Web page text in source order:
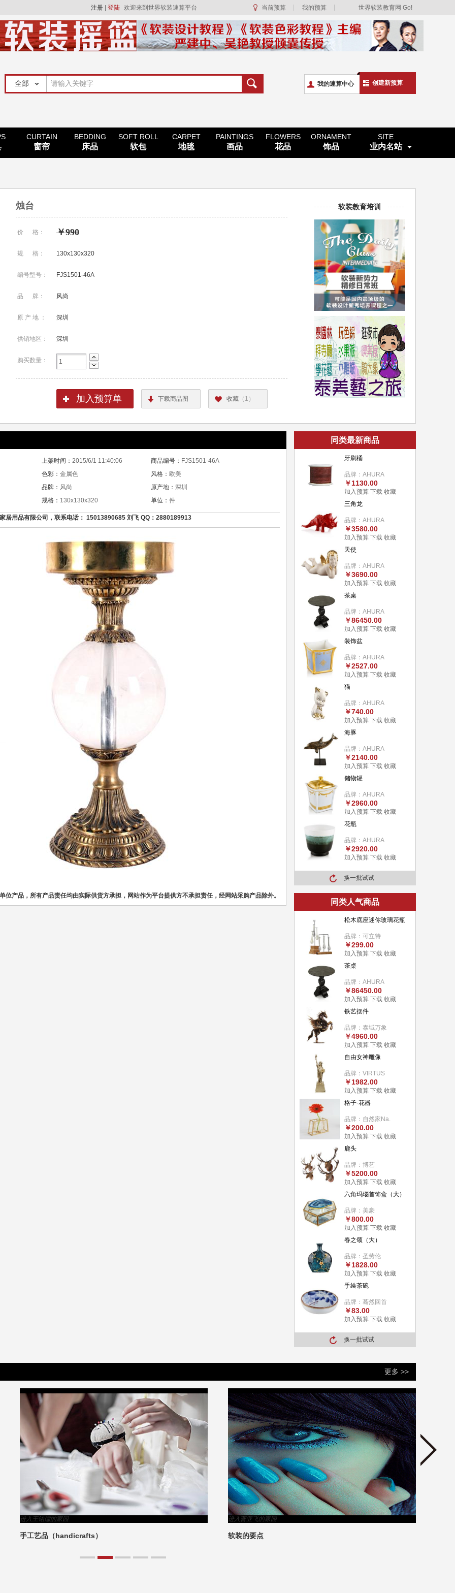
当前预算 我的预算 世界软装教育网 Go!
注册 登陆 欢迎来到世界软装速算平台
我的速算中心 创建新预算
CURTAIN
窗帘
BEDDING
床品
SOFT ROLL
软包
CARPET
地毯
PAINTINGS
画品
FLOWERS
花品
ORNAMENT
饰品
SITE
业内名站
烛台
价 格： ￥990
规 格： 130x130x320
编号型号： FJS1501-46A
品 牌： 风尚
原 产 地 ： 深圳
供销地区： 深圳
购买数量：
加入预算单 下载商品图 收藏 （1）
软装教育培训
上架时间： 2015/6/1 11:40:06 商品编号： FJS1501-46A
色彩： 金属色 风格： 欧美
品牌： 风尚 原产地： 深圳
规格： 130x130x320 单位： 件
居用品有限公司，联系电话： 15013890685 刘飞 QQ：2880189913
位产品，所有产品责任均由实际供货方承担，网站作为平台提供方不承担责任，经网站采购产品除外。
同类最新商品
牙刷桶
品牌：AHURA
￥1130.00
加入预算 下载 收藏
三角龙
品牌：AHURA
￥3580.00
加入预算 下载 收藏
天使
品牌：AHURA
￥3690.00
加入预算 下载 收藏
茶桌
品牌：AHURA
￥86450.00
加入预算 下载 收藏
装饰盆
品牌：AHURA
￥2527.00
加入预算 下载 收藏
猫
品牌：AHURA
￥740.00
加入预算 下载 收藏
海豚
品牌：AHURA
￥2140.00
加入预算 下载 收藏
储物罐
品牌：AHURA
￥2960.00
加入预算 下载 收藏
花瓶
品牌：AHURA
￥2920.00
加入预算 下载 收藏
换一批试试
同类人气商品
松木底座迷你玻璃花瓶
品牌：可立特
￥299.00
加入预算 下载 收藏
茶桌
品牌：AHURA
￥86450.00
加入预算 下载 收藏
铁艺摆件
品牌：泰域万象
￥4960.00
加入预算 下载 收藏
自由女神雕像
品牌：VIRTUS
￥1982.00
加入预算 下载 收藏
格子-花器
品牌：自然家Na.
￥200.00
加入预算 下载 收藏
鹿头
品牌：博艺
￥5200.00
加入预算 下载 收藏
六角玛瑙首饰盒（大）
品牌：美豪
￥800.00
加入预算 下载 收藏
春之颂（大）
品牌：圣劳伦
￥1828.00
加入预算 下载 收藏
手绘茶碗
品牌：蓦然回首
￥83.00
加入预算 下载 收藏
换一批试试
更多 >>
进入王铭儒的家园
手工艺品（handicrafts）
进入曹亚飞的家园
软装的要点